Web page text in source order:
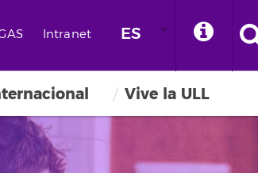
Intranet ES
Vive la ULL